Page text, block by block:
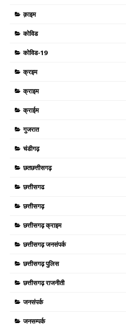
क़ाइम
कोविड
कोविड-19
क्रइम
क्राइम
क्राईम
गुजरात
चंडीगढ़
छतछत्तीसगढ़
छत्तीसगढ
छत्तीसगढ़
छत्तीसगढ़ क्राइम
छत्तीसगढ़ जनसंपर्क
छत्तीसगढ़ पुलिस
छत्तीसगढ़ राजनीती
जनसंपर्क
जनसम्पर्क